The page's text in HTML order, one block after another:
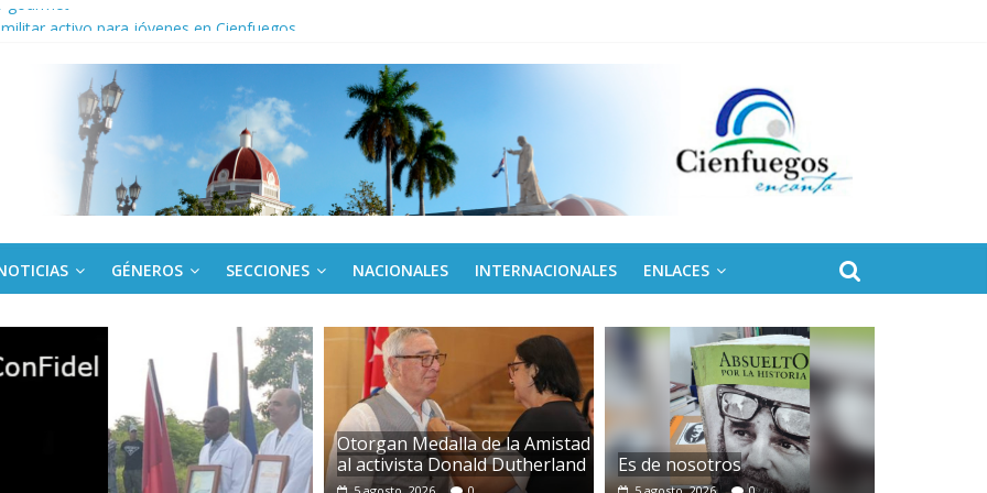
gourmet
de la Amistad al activista Donald Dutherland
edición de Beca para realizadoras mayores de 50 años
GÉNEROS SECCIONES NACIONALES INTERNACIONALES ENLACES
Otorgan Medalla de la Amistad
al activista Donald Dutherland
Es de nosotros